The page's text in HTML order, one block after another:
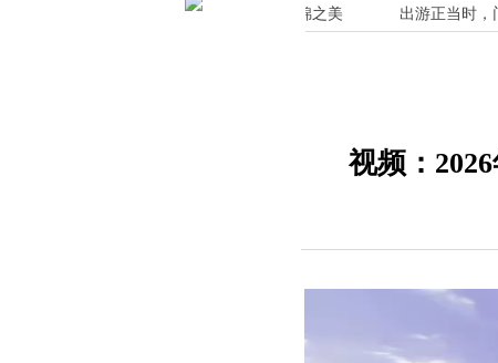
文旅融合，让更多游客欣赏到海南黎族织锦之美 出游正当时，
视频：